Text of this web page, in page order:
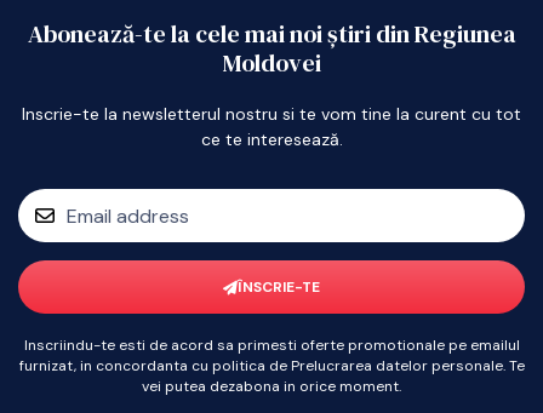
Abonează-te la cele mai noi știri din Regiunea
Moldovei
Inscrie-te la newsletterul nostru si te vom tine la curent cu tot
ce te interesează.
ÎNSCRIE-TE
Inscriindu-te esti de acord sa primesti oferte promotionale pe emailul
furnizat, in concordanta cu politica de Prelucrarea datelor personale. Te
vei putea dezabona in orice moment.